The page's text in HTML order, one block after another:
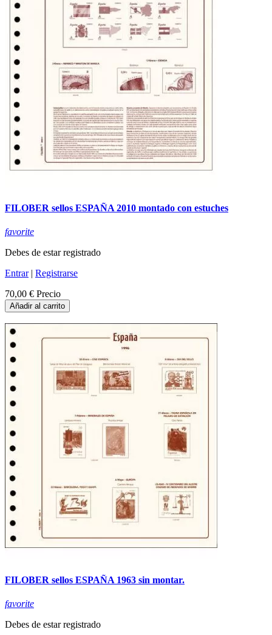
FILOBER sellos ESPAÑA 2010 montado con estuches
favorite
Debes de estar registrado
Entrar| Registrarse
70,00 € Precio
Añadir al carrito
FILOBER sellos ESPAÑA 1963 sin montar.
favorite
Debes de estar registrado